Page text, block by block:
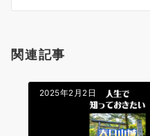
ン
関連記事
2025年2月2日